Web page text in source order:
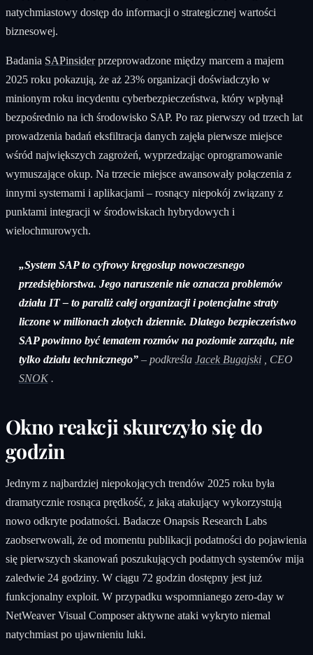
natychmiastowy dostęp do informacji o strategicznej wartości
biznesowej.
Badania SAPinsiderprzeprowadzone między marcem a majem
2025 roku pokazują, że aż 23% organizacji doświadczyło w
minionym roku incydentu cyberbezpieczeństwa, który wpłynął
bezpośrednio na ich środowisko SAP. Po raz pierwszy od trzech lat
prowadzenia badań eksfiltracja danych zajęła pierwsze miejsce
wśród największych zagrożeń, wyprzedzając oprogramowanie
wymuszające okup. Na trzecie miejsce awansowały połączenia z
innymi systemami i aplikacjami – rosnący niepokój związany z
punktami integracji w środowiskach hybrydowych i
wielochmurowych.
„System SAP to cyfrowy kręgosłup nowoczesnego
przedsiębiorstwa. Jego naruszenie nie oznacza problemów
działu IT – to paraliż całej organizacji i potencjalne straty
liczone w milionach złotych dziennie. Dlatego bezpieczeństwo
SAP powinno być tematem rozmów na poziomie zarządu, nie
tylko działu technicznego”– podkreśla Jacek Bugajski, CEO
SNOK.
Okno reakcji skurczyło się do
godzin
Jednym z najbardziej niepokojących trendów 2025 roku była
dramatycznie rosnąca prędkość, z jaką atakujący wykorzystują
nowo odkryte podatności. Badacze Onapsis Research Labs
zaobserwowali, że od momentu publikacji podatności do pojawienia
się pierwszych skanowań poszukujących podatnych systemów mija
zaledwie 24 godziny. W ciągu 72 godzin dostępny jest już
funkcjonalny exploit. W przypadku wspomnianego zero-day w
NetWeaver Visual Composer aktywne ataki wykryto niemal
natychmiast po ujawnieniu luki.